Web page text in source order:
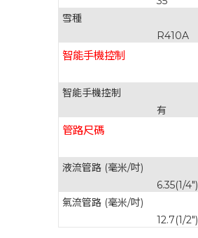
雪種
R410A
智能手機控制
智能手機控制
有
管路尺碼
液流管路 (毫米/吋)
6.35(1/4")
氣流管路 (毫米/吋)
12.7(1/2")